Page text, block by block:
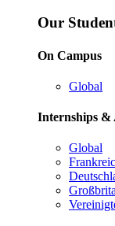
Our
On Campus
Global
Internships &
Global